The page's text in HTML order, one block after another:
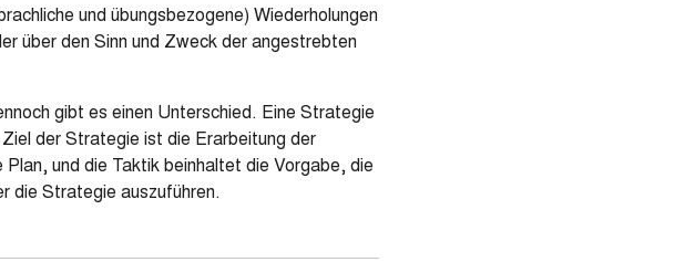
und übungsbezogene) Wiederholungen
über den Sinn und Zweck der angestrebten
gibt es einen Unterschied. Eine Strategie
der Strategie ist die Erarbeitung der
und die Taktik beinhaltet die Vorgabe, die
die Strategie auszuführen.